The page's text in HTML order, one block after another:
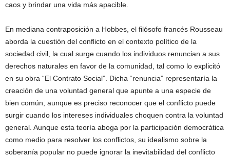
caos y brindar una vida más apacible.
En mediana contraposición a Hobbes, el filósofo francés Rousseau
aborda la cuestión del conflicto en el contexto político de la
sociedad civil, la cual surge cuando los individuos renuncian a sus
derechos naturales en favor de la comunidad, tal como lo explicitó
en su obra “El Contrato Social”. Dicha “renuncia” representaría la
creación de una voluntad general que apunte a una especie de
bien común, aunque es preciso reconocer que el conflicto puede
surgir cuando los intereses individuales choquen contra la voluntad
general. Aunque esta teoría aboga por la participación democrática
como medio para resolver los conflictos, su idealismo sobre la
soberanía popular no puede ignorar la inevitabilidad del conflicto